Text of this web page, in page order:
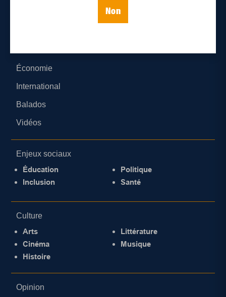
Non
Économie
International
Balados
Vidéos
Enjeux sociaux
Éducation
Inclusion
Politique
Santé
Culture
Arts
Cinéma
Histoire
Littérature
Musique
Opinion